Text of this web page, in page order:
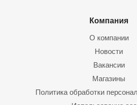
Компания
О компании
Новости
Вакансии
Магазины
Политика обработки